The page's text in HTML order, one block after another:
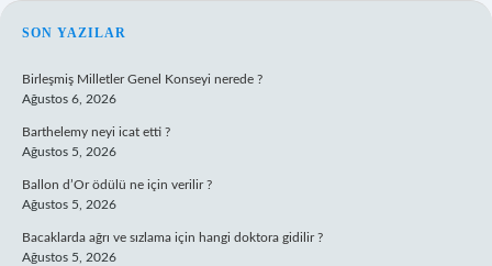
SIDEBAR
SON YAZILAR
Birleşmiş Milletler Genel Konseyi nerede ?
Ağustos 6, 2026
Barthelemy neyi icat etti ?
Ağustos 5, 2026
Ballon d’Or ödülü ne için verilir ?
Ağustos 5, 2026
Bacaklarda ağrı ve sızlama için hangi doktora gidilir ?
Ağustos 5, 2026